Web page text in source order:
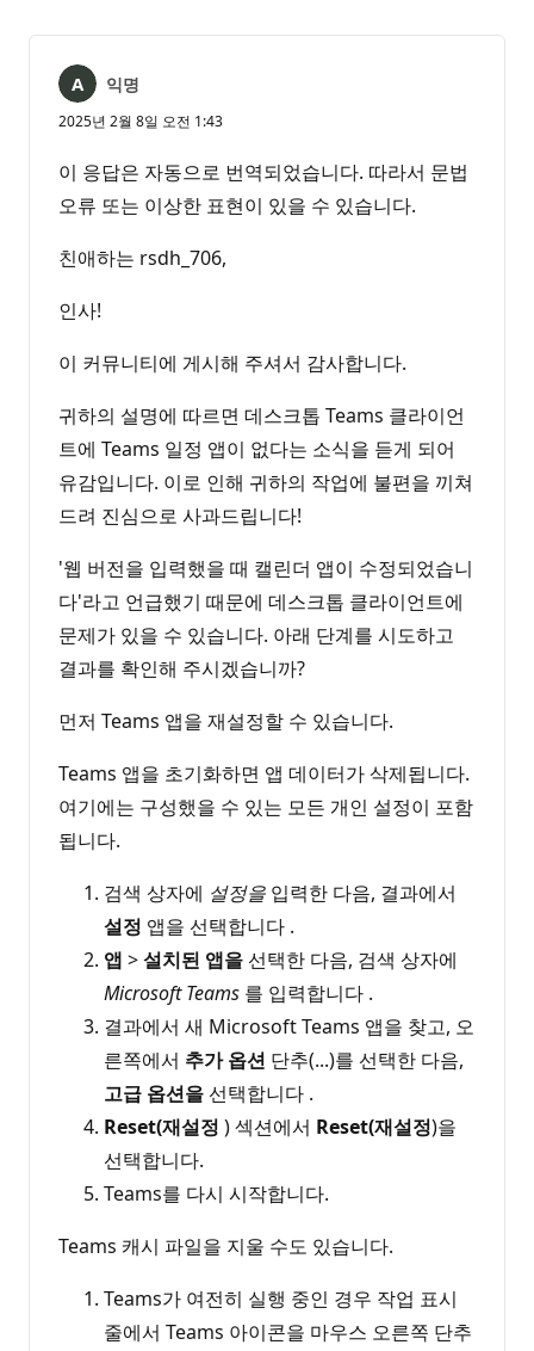
익명
2025년 2월 8일 오전 1:43
이 응답은 자동으로 번역되었습니다. 따라서 문법
오류 또는 이상한 표현이 있을 수 있습니다.
친애하는 rsdh_706,
인사!
이 커뮤니티에 게시해 주셔서 감사합니다.
귀하의 설명에 따르면 데스크톱 Teams 클라이언
트에 Teams 일정 앱이 없다는 소식을 듣게 되어
유감입니다. 이로 인해 귀하의 작업에 불편을 끼쳐
드려 진심으로 사과드립니다!
'웹 버전을 입력했을 때 캘린더 앱이 수정되었습니
다'라고 언급했기 때문에 데스크톱 클라이언트에
문제가 있을 수 있습니다. 아래 단계를 시도하고
결과를 확인해 주시겠습니까?
먼저 Teams 앱을 재설정할 수 있습니다.
Teams 앱을 초기화하면 앱 데이터가 삭제됩니다.
여기에는 구성했을 수 있는 모든 개인 설정이 포함
됩니다.
검색 상자에 설정을 입력한 다음, 결과에서
설정 앱을 선택합니다 .
앱 >설치된 앱을 선택한 다음, 검색 상자에
Microsoft Teams 를 입력합니다 .
결과에서 새 Microsoft Teams 앱을 찾고, 오
른쪽에서 추가 옵션 단추(...)를 선택한 다음,
고급 옵션을 선택합니다 .
Reset(재설정 ) 섹션에서 Reset(재설정)을
선택합니다.
Teams를 다시 시작합니다.
Teams 캐시 파일을 지울 수도 있습니다.
Teams가 여전히 실행 중인 경우 작업 표시
줄에서 Teams 아이콘을 마우스 오른쪽 단추